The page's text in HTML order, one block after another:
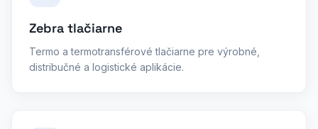
Zebra tlačiarne
Termo a termotransférové tlačiarne pre výrobné,
distribučné a logistické aplikácie.